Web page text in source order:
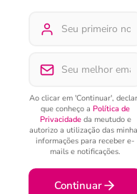
Ao clicar em 'Continuar',
que conheço a Política de
Privacidadeda meutudo e
autorizo a utilização das
informações para receber e-
mails e notificações.
Continuar